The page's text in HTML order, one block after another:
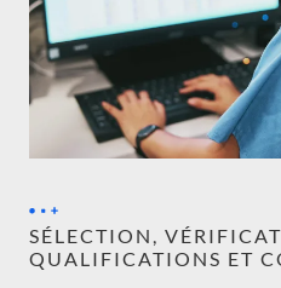
SÉLECTION,
QUALIFICATIONS ET